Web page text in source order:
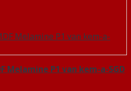
Melamine P1 van kem-a-SGD